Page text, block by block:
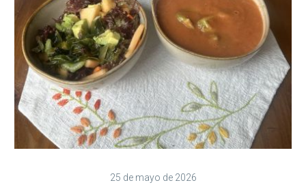
25 de mayo de 2026